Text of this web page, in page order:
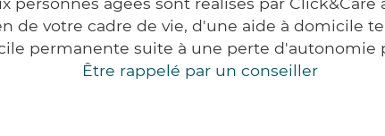
de votre cadre de vie, d'une aide à domicile
permanente suite à une perte d'autonomie
Être rappelé par un conseiller